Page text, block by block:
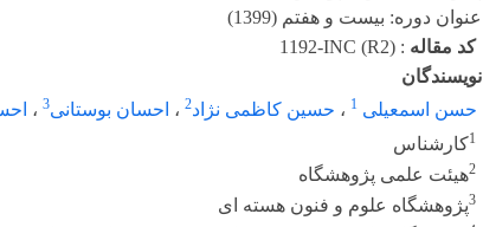
عنوان دوره: بیست و هفتم (1399)
کد مقاله :
1192-INC (R2)
نویسندگان
حسن اسمعیلی 1 ، حسین کاظمی نژاد2 ، احسان بوستانی3 ،
1کارشناس
2هیئت علمی پژوهشگاه
3پژوهشگاه علوم و فنون هسته ای